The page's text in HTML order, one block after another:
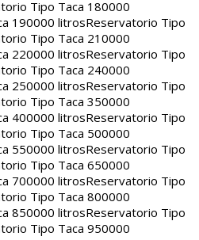
Tipo Taca 180000
190000 litrosReservatorio Tipo
Tipo Taca 210000
220000 litrosReservatorio Tipo
Tipo Taca 240000
250000 litrosReservatorio Tipo
Tipo Taca 350000
400000 litrosReservatorio Tipo
Tipo Taca 500000
550000 litrosReservatorio Tipo
Tipo Taca 650000
700000 litrosReservatorio Tipo
Tipo Taca 800000
850000 litrosReservatorio Tipo
Tipo Taca 950000